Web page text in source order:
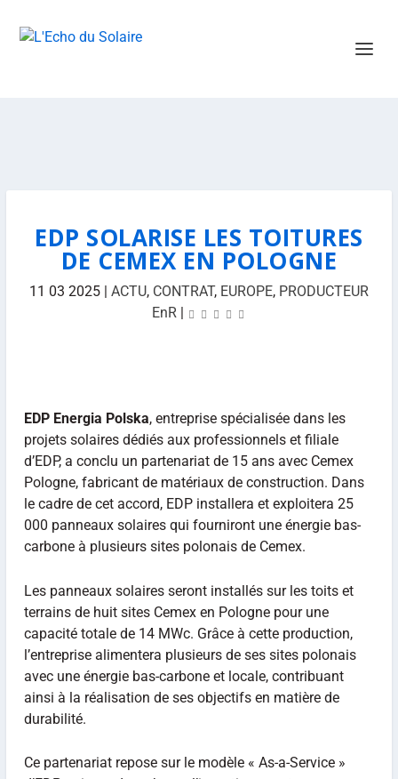
EDP SOLARISE LES TOITURES
DE CEMEX EN POLOGNE
11 03 2025| ACTU, CONTRAT, EUROPE, PRODUCTEUR
EnR|
EDP Energia Polska, entreprise spécialisée dans les
projets solaires dédiés aux professionnels et filiale
d’EDP, a conclu un partenariat de 15 ans avec Cemex
Pologne, fabricant de matériaux de construction. Dans
le cadre de cet accord, EDP installera et exploitera 25
000 panneaux solaires qui fourniront une énergie bas-
carbone à plusieurs sites polonais de Cemex.
Les panneaux solaires seront installés sur les toits et
terrains de huit sites Cemex en Pologne pour une
capacité totale de 14 MWc. Grâce à cette production,
l’entreprise alimentera plusieurs de ses sites polonais
avec une énergie bas-carbone et locale, contribuant
ainsi à la réalisation de ses objectifs en matière de
durabilité.
Ce partenariat repose sur le modèle « As-a-Service »